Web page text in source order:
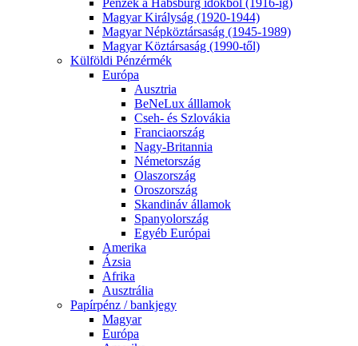
Pénzek a Habsburg időkből (1916-ig)
Magyar Királyság (1920-1944)
Magyar Népköztársaság (1945-1989)
Magyar Köztársaság (1990-től)
Külföldi Pénzérmék
Európa
Ausztria
BeNeLux álllamok
Cseh- és Szlovákia
Franciaország
Nagy-Britannia
Németország
Olaszország
Oroszország
Skandináv államok
Spanyolország
Egyéb Európai
Amerika
Ázsia
Afrika
Ausztrália
Papírpénz / bankjegy
Magyar
Európa